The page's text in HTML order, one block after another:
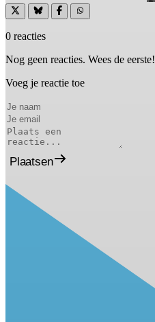
0 reacties
Nog geen reacties. Wees de eerste!
Voeg je reactie toe
Plaatsen